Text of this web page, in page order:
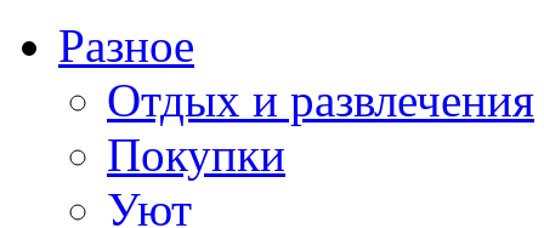
Разное
Отдых и развлечения
Покупки
Уют